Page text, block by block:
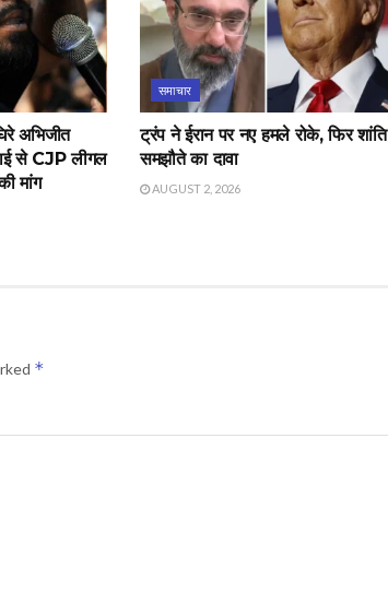
अभिजीत
से CJP लीगल
मांग
समाचार
ट्रंप ने ईरान पर नए हमले रोके, फिर शांति
समझौते का दावा
AUGUST 2, 2026
*